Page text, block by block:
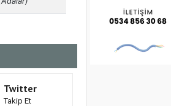
Twitter
Takip Et